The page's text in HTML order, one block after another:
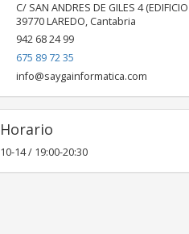
C/ SAN ANDRES DE GILES 4
39770LAREDO, Cantabria
942 68 24 99
675 89 72 35
info@saygainformatica.com
Horario
10-14 / 19:00-20:30